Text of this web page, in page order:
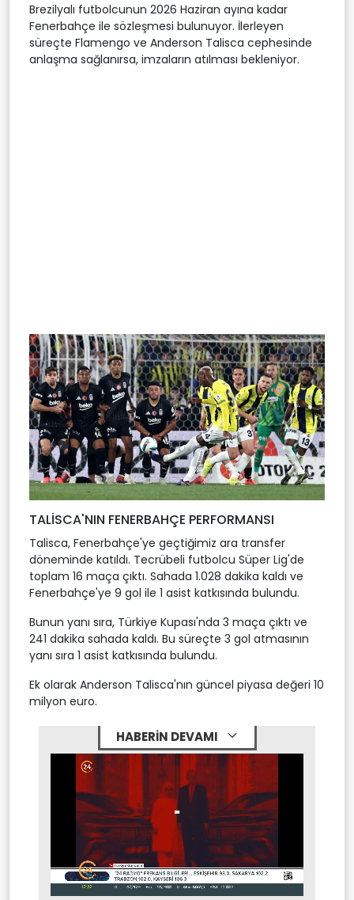
Brezilyalı futbolcunun 2026 Haziran ayına kadar
Fenerbahçe ile sözleşmesi bulunuyor. İlerleyen
süreçte Flamengo ve Anderson Talisca cephesinde
anlaşma sağlanırsa, imzaların atılması bekleniyor.
TALİSCA'NIN FENERBAHÇE PERFORMANSI
Talisca, Fenerbahçe'ye geçtiğimiz ara transfer
döneminde katıldı. Tecrübeli futbolcu Süper Lig'de
toplam 16 maça çıktı. Sahada 1.028 dakika kaldı ve
Fenerbahçe'ye 9 gol ile 1 asist katkısında bulundu.
Bunun yanı sıra, Türkiye Kupası'nda 3 maça çıktı ve
241 dakika sahada kaldı. Bu süreçte 3 gol atmasının
yanı sıra 1 asist katkısında bulundu.
Ek olarak Anderson Talisca'nın güncel piyasa değeri 10
milyon euro.
HABERİN DEVAMI
Mute Stream